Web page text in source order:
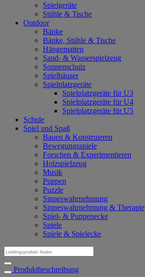
Spielgeräte
Stühle & Tische
Outdoor
Bänke
Bänke, Stühle & Tische
Hängematten
Sand- & Wasserspielzeug
Sonnenschutz
Spielhäuser
Spielplatzgeräte
Spielplatzgeräte für U3
Spielplatzgeräte für U4
Spielplatzgeräte für U5
Schule
Spiel und Spaß
Bauen & Konstruieren
Bewegungsspiele
Forschen & Experimentieren
Holzspielzeug
Musik
Puppen
Puzzle
Sinneswahrnehmung
Sinneswahrnehmung & Therapie
Spiel- & Puppenecke
Spiele
Spiele & Spielecke
Suchen
nach:
Produktbeschreibung